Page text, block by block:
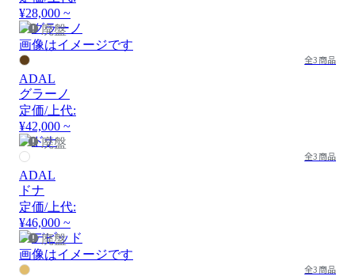
¥28,000 ~
廃盤
画像はイメージです
全3商品
ADAL
グラーノ
定価/上代:
¥42,000 ~
廃盤
全3商品
ADAL
ドナ
定価/上代:
¥46,000 ~
廃盤
画像はイメージです
全3商品